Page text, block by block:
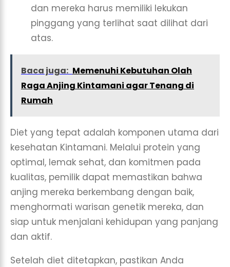
dan mereka harus memiliki lekukan
pinggang yang terlihat saat dilihat dari
atas.
Baca juga: Memenuhi Kebutuhan Olah
Raga Anjing Kintamani agar Tenang di
Rumah
Diet yang tepat adalah komponen utama dari
kesehatan Kintamani. Melalui protein yang
optimal, lemak sehat, dan komitmen pada
kualitas, pemilik dapat memastikan bahwa
anjing mereka berkembang dengan baik,
menghormati warisan genetik mereka, dan
siap untuk menjalani kehidupan yang panjang
dan aktif.
Setelah diet ditetapkan, pastikan Anda